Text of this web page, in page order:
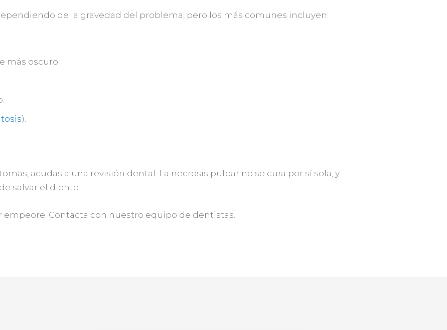
de la gravedad del problema, pero los más comunes incluyen:
más oscuro.
).
acudas a una revisión dental. La necrosis pulpar no se cura por sí sola, y
salvar el diente.
Contacta con nuestro equipo de dentistas.